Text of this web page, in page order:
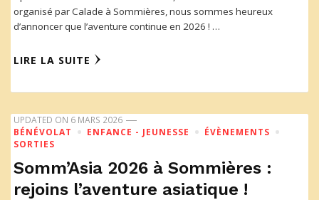
organisé par Calade à Sommières, nous sommes heureux
d’annoncer que l’aventure continue en 2026 ! …
LIRE LA SUITE
UPDATED ON 6 MARS 2026
BÉNÉVOLAT
ENFANCE - JEUNESSE
ÉVÈNEMENTS
SORTIES
Somm’Asia 2026 à Sommières :
rejoins l’aventure asiatique !